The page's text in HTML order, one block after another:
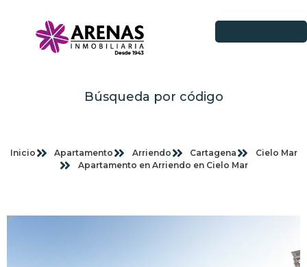
Búsqueda por código
Inicio Apartamento Arriendo Cartagena
Cielo Mar
Apartamento en Arriendo en Cielo Mar